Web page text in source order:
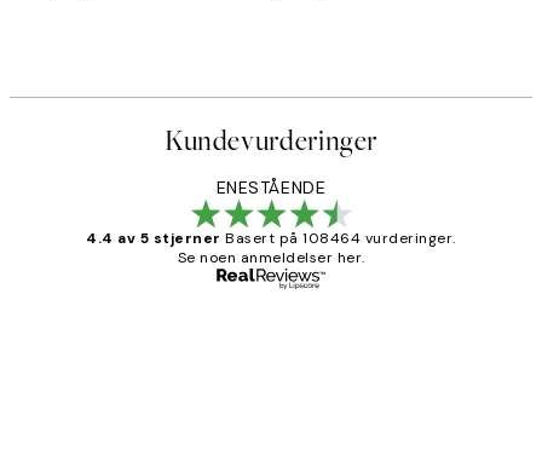
Kundevurderinger
ENESTÅENDE
4.4 av 5 stjerner Basert på 108464 vurderinger.
Se noen anmeldelser her.